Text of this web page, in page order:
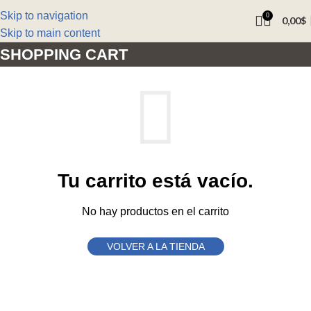
Skip to navigation
Skip to main content
0 0,00$
SHOPPING CART
Tu carrito está vacío.
No hay productos en el carrito
VOLVER A LA TIENDA